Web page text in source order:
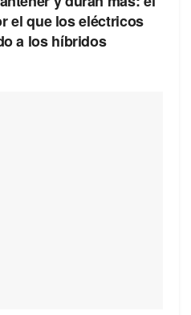
el que los eléctricos
a los híbridos